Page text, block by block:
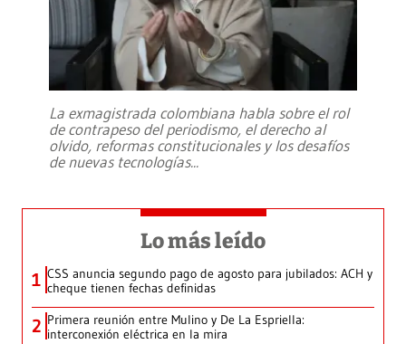
La exmagistrada colombiana habla sobre el rol
de contrapeso del periodismo, el derecho al
olvido, reformas constitucionales y los desafíos
de nuevas tecnologías...
Lo más leído
1 CSS anuncia segundo pago de agosto para jubilados: ACH y
cheque tienen fechas definidas
2 Primera reunión entre Mulino y De La Espriella:
interconexión eléctrica en la mira